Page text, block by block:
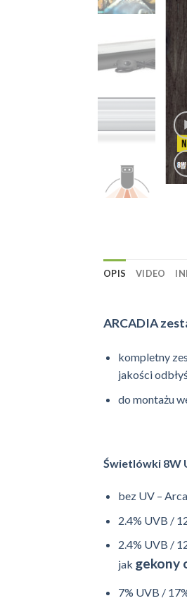
OPIS VIDEO
ARCADIA
kompletny
jakości
do montażu
Świetlówki 8W
bez UV –
2.4% UVB /
2.4% UVB /
jak gekony
7% UVB /